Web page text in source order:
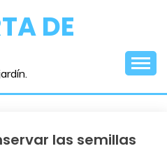
DE
las semillas